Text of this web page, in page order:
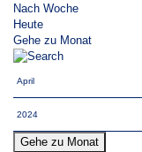
Nach Woche
Heute
Gehe zu Monat
Gehe zu Monat